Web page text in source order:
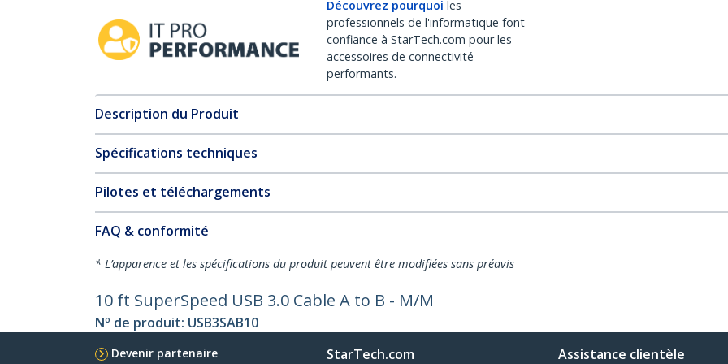
Découvrez pourquoi les
professionnels de l'informatique font
confiance à StarTech.com pour les
accessoires de connectivité
performants.
Description du Produit
Spécifications techniques
Pilotes et téléchargements
FAQ & conformité
* L’apparence et les spécifications du produit peuvent être modifiées sans préavis
10 ft SuperSpeed USB 3.0 Cable A to B - M/M
Nº de produit: USB3SAB10
Devenir partenaire
StarTech.com Assistance clientèle